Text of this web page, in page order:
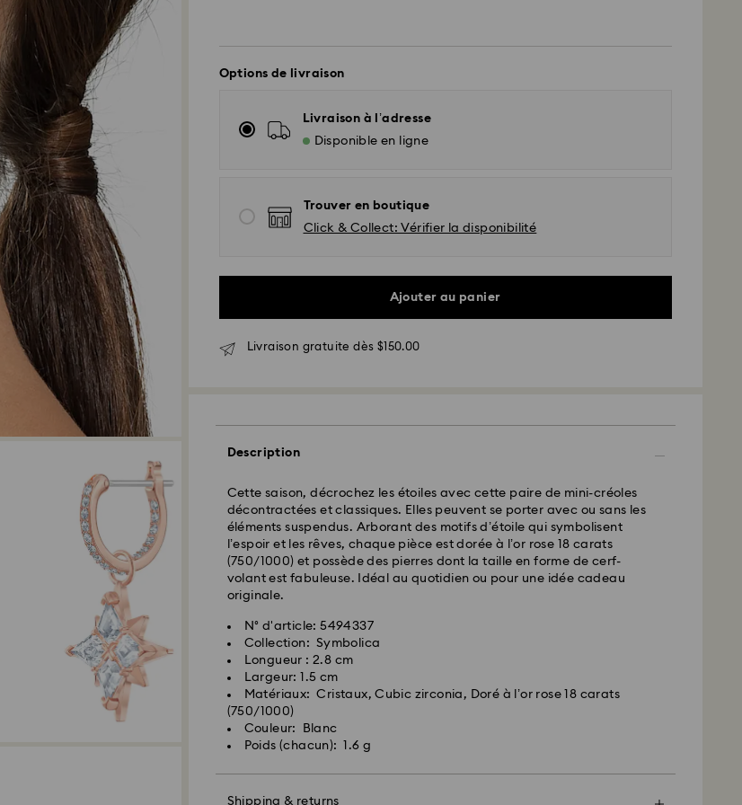
Options de livraison
Livraison à l’adresse
Disponible en ligne
Trouver en boutique
Click & Collect: Vérifier la disponibilité
Ajouter au panier
Livraison gratuite dès $150.00
Description
Cette saison, décrochez les étoiles avec cette paire de mini-créoles
décontractées et classiques. Elles peuvent se porter avec ou sans les
éléments suspendus. Arborant des motifs d’étoile qui symbolisent
l’espoir et les rêves, chaque pièce est dorée à l’or rose 18 carats
(750/1000) et possède des pierres dont la taille en forme de cerf-
volant est fabuleuse. Idéal au quotidien ou pour une idée cadeau
originale.
N° d'article: 5494337
Collection: Symbolica
Longueur : 2.8 cm
Largeur: 1.5 cm
Matériaux: Cristaux, Cubic zirconia, Doré à l’or rose 18 carats
(750/1000)
Couleur: Blanc
Poids (chacun): 1.6 g
Shipping & returns
Livraison standard - UPS
Délai de livraison standard : 2 à 5 jours ouvrables après traitement et
expédition
Côte Ouest: 3-5 jours
Coût d’expédition standard : 10.95 CAD
Livraison standard gratuite au-delà de : 150 CAD
Les commandes passées le week-end et les jours fériés sont traitées
et expédiées le jour ouvrable suivant.
Swarovski n’est pas en mesure de livrer les boîtes postales ou les
adresses militaire/navales. Les articles restent la propriété de
Swarovski jusqu’à la réception du paiement final.
Lorsque les articles sont commandés avant les dernières dates de
livraison indiquées, leur livraison est généralement exécutée à temps.
Les livraisons peuvent faire l’objet d’un retard en raison d’anomalies